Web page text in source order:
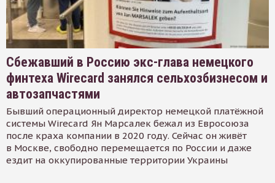
Сбежавший в Россию экс-глава немецкого
финтеха Wirecard занялся сельхозбизнесом и
автозапчастями
Бывший операционный директор немецкой платёжной
системы Wirecard Ян Марсалек бежал из Евросоюза
после краха компании в 2020 году. Сейчас он живёт
в Москве, свободно перемещается по России и даже
ездит на оккупированные территории Украины